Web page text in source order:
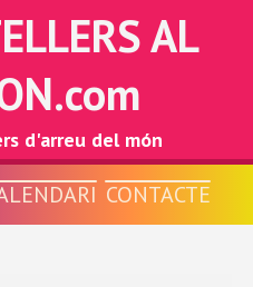
AL
d'arreu del món
CONTACTE